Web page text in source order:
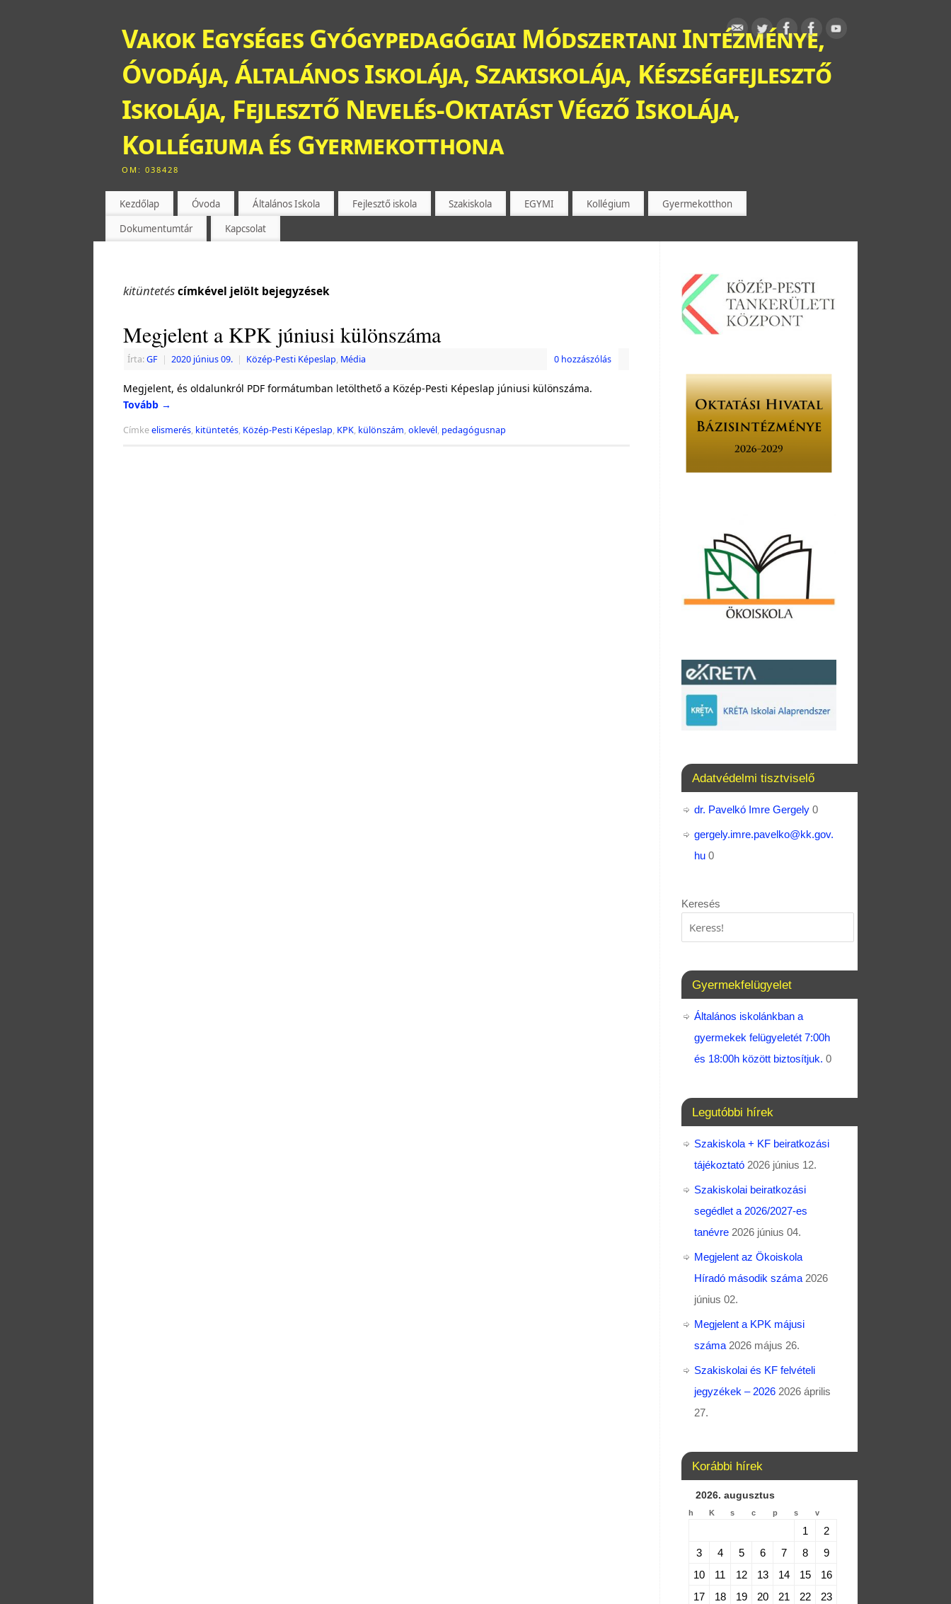
Vakok Egységes Gyógypedagógiai Módszertani Intézménye,
Óvodája, Általános Iskolája, Szakiskolája, Készségfejlesztő
Iskolája, Fejlesztő Nevelés-Oktatást Végző Iskolája,
Kollégiuma és Gyermekotthona
OM: 038428
Kezdőlap Óvoda Általános Iskola Fejlesztő iskola Szakiskola EGYMI Kollégium
Gyermekotthon
Dokumentumtár
Kapcsolat
kitüntetéscímkével jelölt bejegyzések
Megjelent a KPK júniusi különszáma
Írta:GF | 2020 június 09. | Közép-Pesti Képeslap, Média 0 hozzászólás
Megjelent, és oldalunkról PDF formátumban letölthető a Közép-Pesti Képeslap júniusi különszáma.
Tovább →
Címkeelismerés, kitüntetés, Közép-Pesti Képeslap, KPK, különszám,oklevél, pedagógusnap
Adatvédelmi tisztviselő
dr. Pavelkó Imre Gergely 0
gergely.imre.pavelko@kk.gov.
hu 0
Keresés
Gyermekfelügyelet
Általános iskolánkban a
gyermekek felügyeletét 7:00h
és 18:00h között biztosítjuk. 0
Legutóbbi hírek
Szakiskola + KF beiratkozási
tájékoztató 2026 június 12.
Szakiskolai beiratkozási
segédlet a 2026/2027-es
tanévre 2026 június 04.
Megjelent az Ökoiskola
Híradó második száma 2026
június 02.
Megjelent a KPK májusi
száma 2026 május 26.
Szakiskolai és KF felvételi
jegyzékek – 2026 2026 április
27.
Korábbi hírek
2026. augusztus
h K s c p s v
1
2
3
4 5 6 7 8
9
10
11 12 13 14 15
16
17
18 19 20 21 22
23